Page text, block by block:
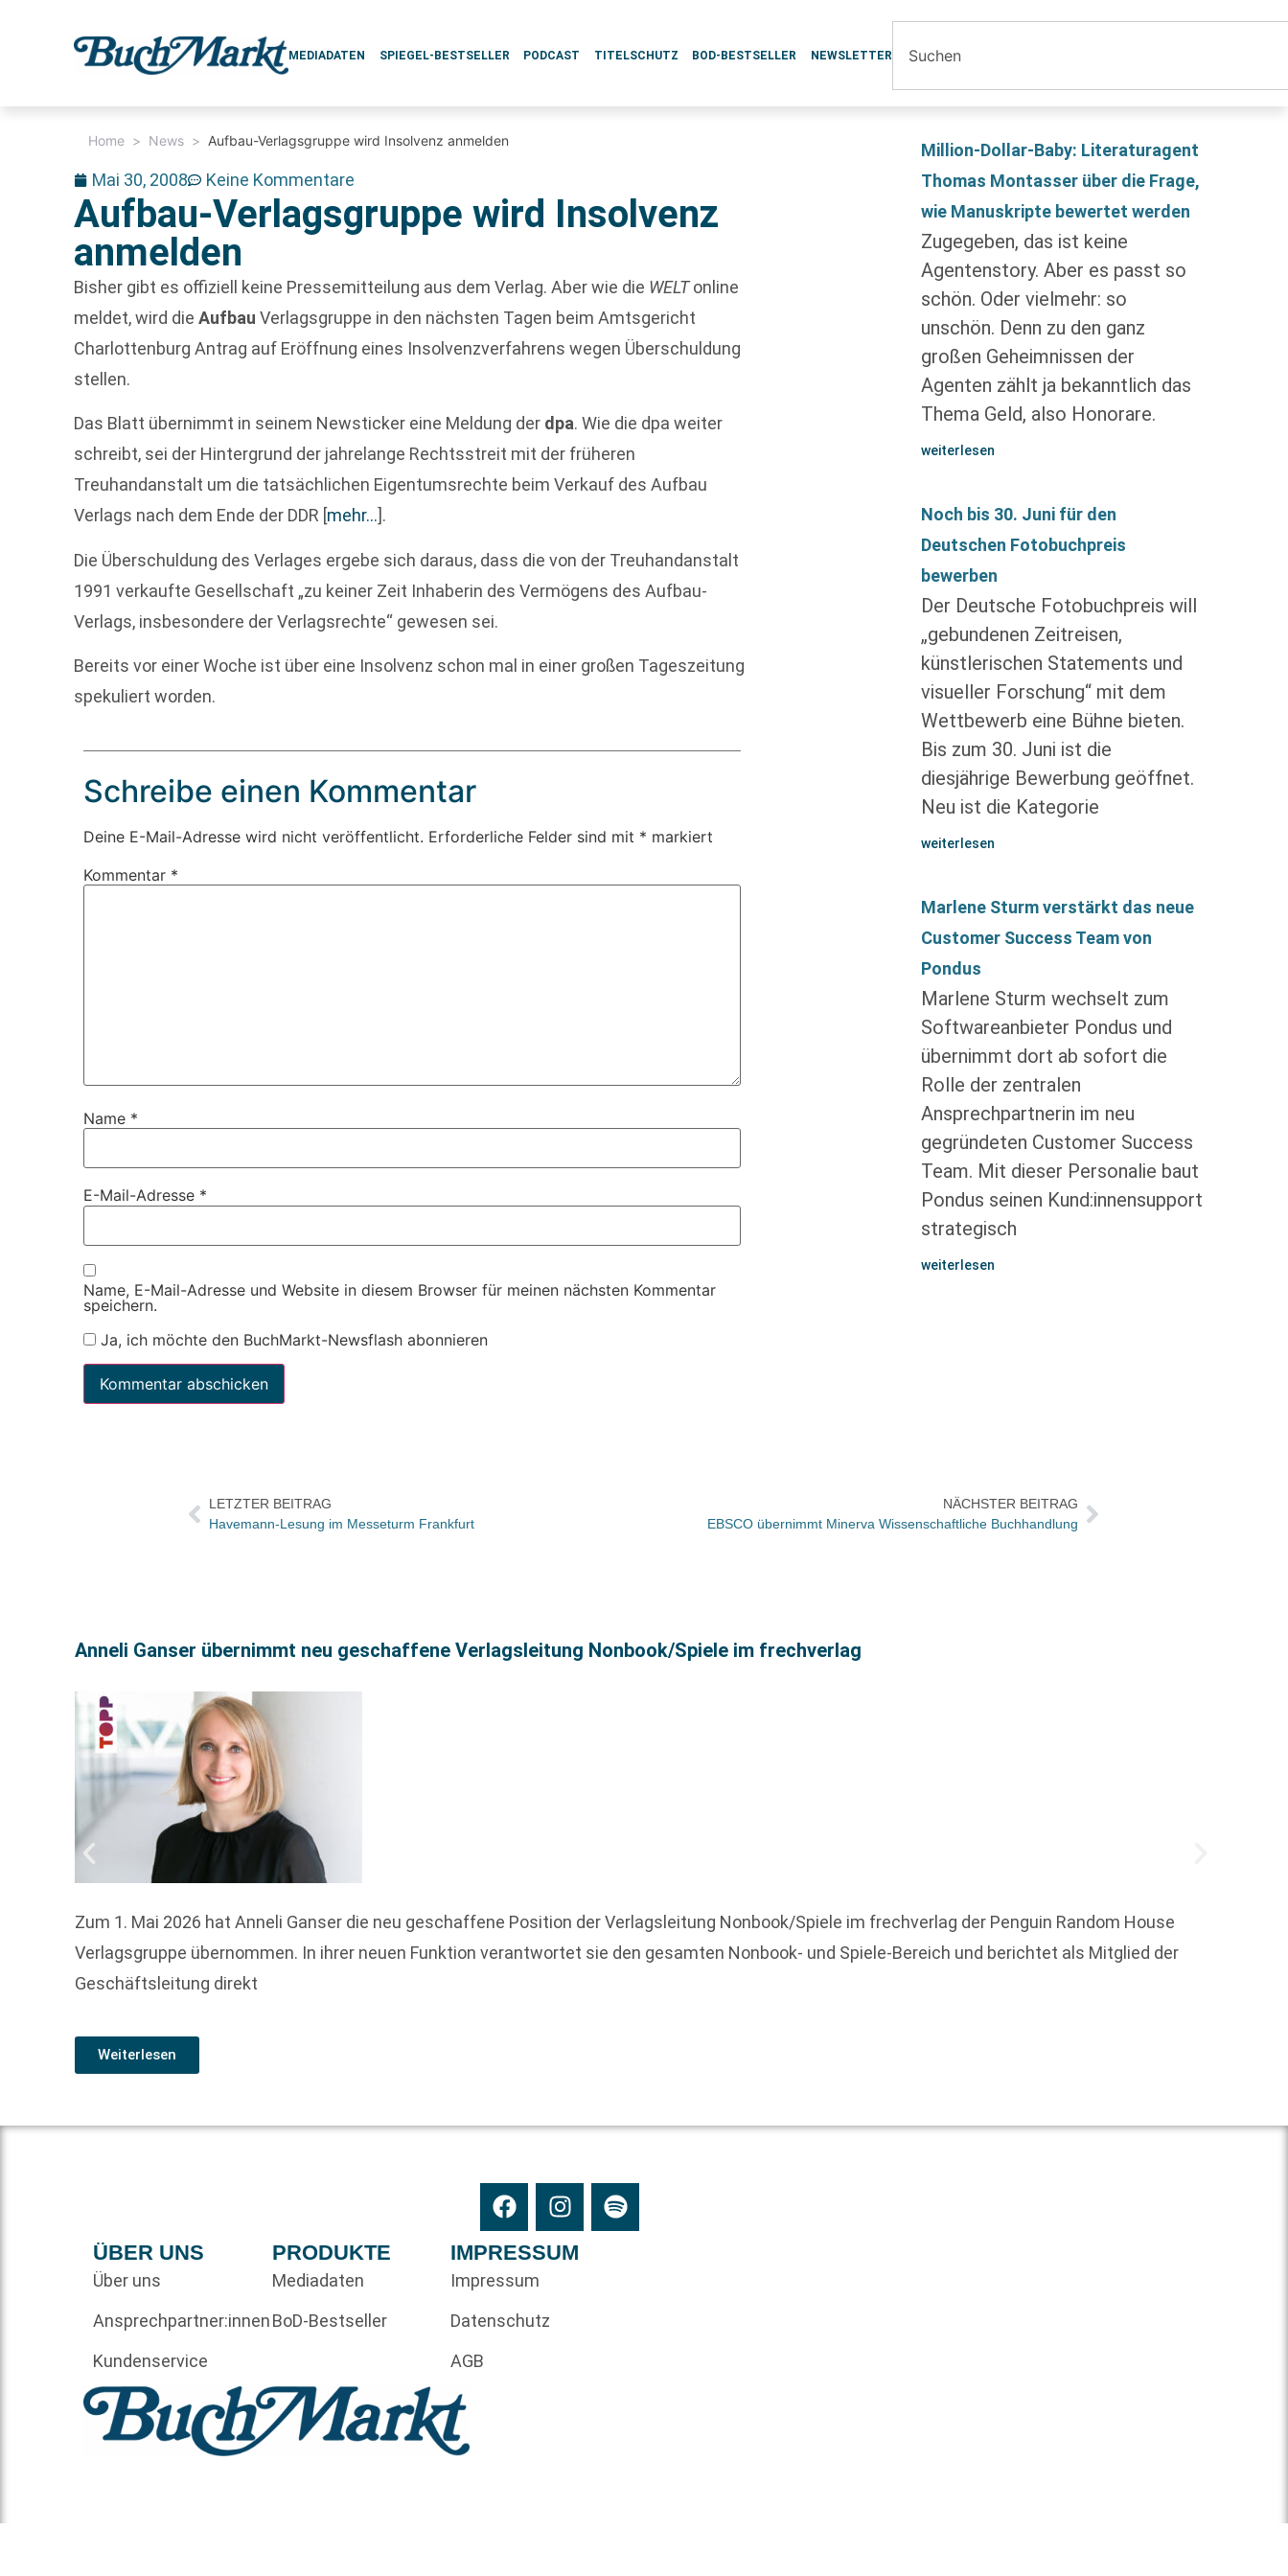
MEDIADATEN SPIEGEL-BESTSELLER PODCAST TITELSCHUTZ BOD-BESTSELLER NEWSLETTER
Home > News > Aufbau-Verlagsgruppe wird Insolvenz anmelden
Mai 30, 2008 Keine Kommentare
Aufbau-Verlagsgruppe wird Insolvenz
anmelden
Bisher gibt es offiziell keine Pressemitteilung aus dem Verlag. Aber wie die WELTonline
meldet, wird dieAufbau Verlagsgruppe in den nächsten Tagen beim Amtsgericht
Charlottenburg Antrag auf Eröffnung eines Insolvenzverfahrens wegen Überschuldung
stellen.
Das Blatt übernimmt in seinem Newsticker eine Meldung der dpa. Wie die dpa weiter
schreibt, sei der Hintergrund der jahrelange Rechtsstreit mit der früheren
Treuhandanstalt um die tatsächlichen Eigentumsrechte beim Verkauf des Aufbau
Verlags nach dem Ende der DDR [mehr…].
Die Überschuldung des Verlages ergebe sich daraus, dass die von der Treuhandanstalt
1991 verkaufte Gesellschaft „zu keiner Zeit Inhaberin des Vermögens des Aufbau-
Verlags, insbesondere der Verlagsrechte“ gewesen sei.
Bereits vor einer Woche ist über eine Insolvenz schon mal in einer großen Tageszeitung
spekuliert worden.
Schreibe einen Kommentar
Deine E-Mail-Adresse wird nicht veröffentlicht. Erforderliche Felder sind mit * markiert
Kommentar *
Name *
E-Mail-Adresse *
Name, E-Mail-Adresse und Website in diesem Browser für meinen nächsten Kommentar
speichern.
Ja, ich möchte den BuchMarkt-Newsflash abonnieren
Million-Dollar-Baby: Literaturagent
Thomas Montasser über die Frage,
wie Manuskripte bewertet werden
Zugegeben, das ist keine
Agentenstory. Aber es passt so
schön. Oder vielmehr: so
unschön. Denn zu den ganz
großen Geheimnissen der
Agenten zählt ja bekanntlich das
Thema Geld, also Honorare.
weiterlesen
Noch bis 30. Juni für den
Deutschen Fotobuchpreis
bewerben
Der Deutsche Fotobuchpreis will
„gebundenen Zeitreisen,
künstlerischen Statements und
visueller Forschung“ mit dem
Wettbewerb eine Bühne bieten.
Bis zum 30. Juni ist die
diesjährige Bewerbung geöffnet.
Neu ist die Kategorie
weiterlesen
Marlene Sturm verstärkt das neue
Customer Success Team von
Pondus
Marlene Sturm wechselt zum
Softwareanbieter Pondus und
übernimmt dort ab sofort die
Rolle der zentralen
Ansprechpartnerin im neu
gegründeten Customer Success
Team. Mit dieser Personalie baut
Pondus seinen Kund:innensupport
strategisch
weiterlesen
LETZTER BEITRAG
Havemann-Lesung im Messeturm Frankfurt
NÄCHSTER BEITRAG
EBSCO übernimmt Minerva Wissenschaftliche Buchhandlung
Anneli Ganser übernimmt neu geschaffene Verlagsleitung Nonbook/Spiele im frechverlag
Zum 1. Mai 2026 hat Anneli Ganser die neu geschaffene Position der Verlagsleitung Nonbook/Spiele im frechverlag der Penguin Random House
Verlagsgruppe übernommen. In ihrer neuen Funktion verantwortet sie den gesamten Nonbook- und Spiele-Bereich und berichtet als Mitglied der
Geschäftsleitung direkt
Weiterlesen
ÜBER UNS
Über uns
Ansprechpartner:innen
Kundenservice
PRODUKTE
Mediadaten
BoD-Bestseller
IMPRESSUM
Impressum
Datenschutz
AGB